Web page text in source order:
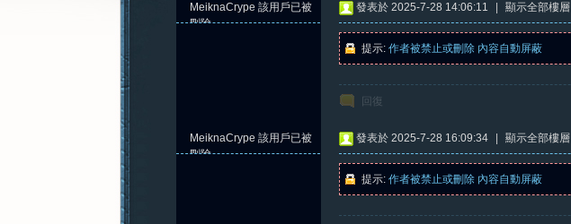
MeiknaCrype 該用戶已被
刪除
發表於 2025-7-28 14:06:11 顯示全部樓層
提示: 作者被禁止或刪除 內容自動屏蔽
回復
MeiknaCrype 該用戶已被
刪除
發表於 2025-7-28 16:09:34 顯示全部樓層
提示: 作者被禁止或刪除 內容自動屏蔽